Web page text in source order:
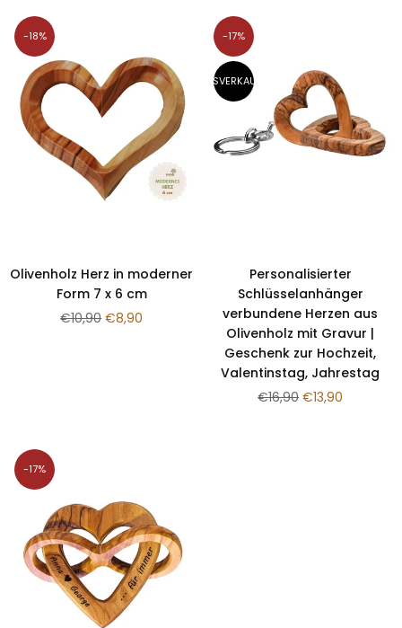
-18%
Olivenholz Herz in moderner
Form 7 x 6 cm
Normaler
€10,90 €8,90
-17%
AUSVERKAUFT
Personalisierter
Schlüsselanhänger
verbundene Herzen aus
Olivenholz mit Gravur |
Geschenk zur Hochzeit,
Valentinstag, Jahrestag
Normaler
€16,90 €13,90
-17%